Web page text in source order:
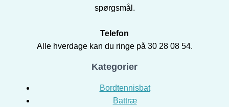
spørgsmål.
Telefon
Alle hverdage kan du ringe på 30 28 08 54.
Kategorier
Bordtennisbat
Battræ